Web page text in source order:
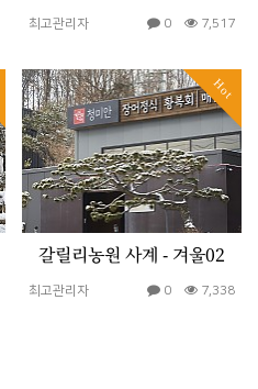
최고관리자 0 7,517
Hot
갈릴리농원 사계 - 겨울02
최고관리자 0 7,338